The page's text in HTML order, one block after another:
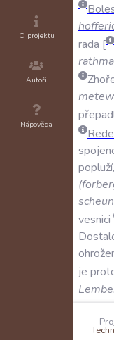
O projektu
Autoři
Nápověda
rada
popluží,
(
vesnici
je
nebo